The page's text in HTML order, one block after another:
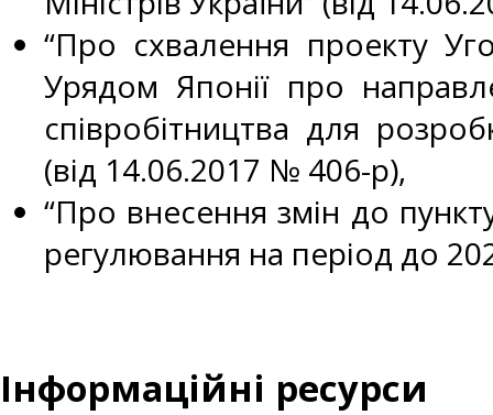
“Про схвалення проекту
Урядом Японії про
співробітництва для
(від 14.06.2017 № 406-р),
“Про внесення змін до
регулювання на період до
Інформаційні ресурси